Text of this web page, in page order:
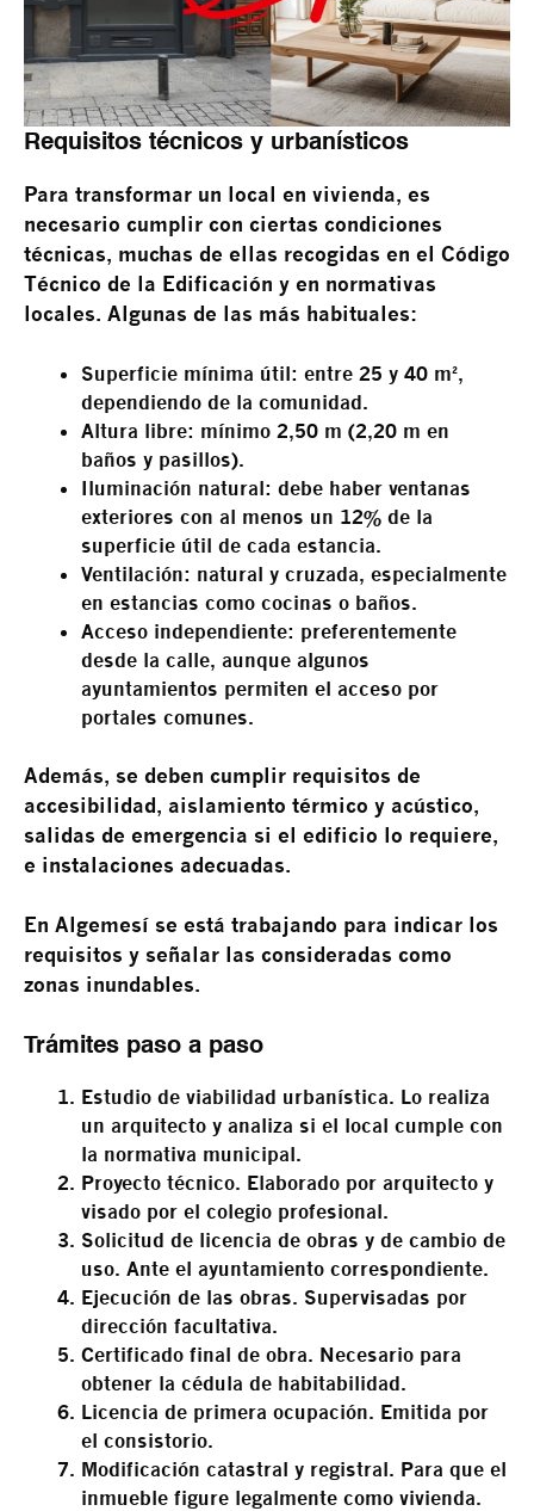
Requisitos técnicos y urbanísticos
Para transformar un local en vivienda, es
necesario cumplir con ciertas condiciones
técnicas, muchas de ellas recogidas en el Código
Técnico de la Edificación y en normativas
locales. Algunas de las más habituales:
Superficie mínima útil: entre 25 y 40 m²,
dependiendo de la comunidad.
Altura libre: mínimo 2,50 m (2,20 m en
baños y pasillos).
Iluminación natural: debe haber ventanas
exteriores con al menos un 12% de la
superficie útil de cada estancia.
Ventilación: natural y cruzada, especialmente
en estancias como cocinas o baños.
Acceso independiente: preferentemente
desde la calle, aunque algunos
ayuntamientos permiten el acceso por
portales comunes.
Además, se deben cumplir requisitos de
accesibilidad, aislamiento térmico y acústico,
salidas de emergencia si el edificio lo requiere,
e instalaciones adecuadas.
En Algemesí se está trabajando para indicar los
requisitos y señalar las consideradas como
zonas inundables.
Trámites paso a paso
Estudio de viabilidad urbanística. Lo realiza
un arquitecto y analiza si el local cumple con
la normativa municipal.
Proyecto técnico. Elaborado por arquitecto y
visado por el colegio profesional.
Solicitud de licencia de obras y de cambio de
uso. Ante el ayuntamiento correspondiente.
Ejecución de las obras. Supervisadas por
dirección facultativa.
Certificado final de obra. Necesario para
obtener la cédula de habitabilidad.
Licencia de primera ocupación. Emitida por
el consistorio.
Modificación catastral y registral. Para que el
inmueble figure legalmente como vivienda.